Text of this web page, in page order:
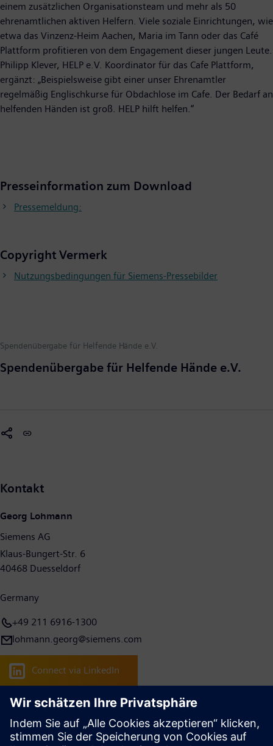
einem zusätzlichen Organisationsteam und mehr als 50
ehrenamtlichen aktiven Helfern. Viele soziale Einrichtungen, wie
etwa das Vinzenz-Heim Aachen, Maria im Tann oder das Café
Plattform profitieren von dem Engagement dieser jungen Leute.
Philipp Klever, HELP e.V. Koordinator für das Cafe Plattform,
ergänzt: „Beispielsweise gibt einer unser Ehrenamtler
regelmäßig Englischkurse für Obdachlose im Cafe. Der Bedarf an
helfenden Händen ist groß. HELP hilft helfen.“
Presseinformation zum Download
Pressemeldung:
Copyright Vermerk
Nutzungsbedingungen für Siemens-Pressebilder
Spendenübergabe für Helfende Hände e.V.
Spendenübergabe für Helfende Hände e.V.
Kontakt
Georg Lohmann
Siemens AG
Klaus-Bungert-Str. 6
40468 Duesseldorf
Germany
+49 211 6916-1300
lohmann.georg@siemens.com
Connect via LinkedIn